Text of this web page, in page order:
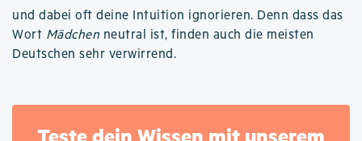
und dabei oft deine Intuition ignorieren. Denn dass das
Wort Mädchen neutral ist, finden auch die meisten
Deutschen sehr verwirrend.
Teste dein Wissen mit unserem